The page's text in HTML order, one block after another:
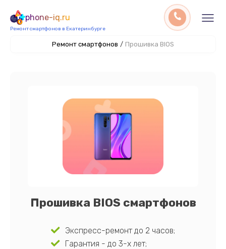
phone-iq.ru
Ремонт смартфонов в Екатеринбурге
Ремонт смартфонов / Прошивка BIOS
Прошивка BIOS смартфонов
Экспресс-ремонт до 2 часов;
Гарантия - до 3-х лет;